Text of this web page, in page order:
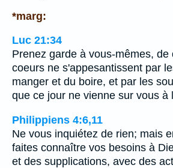
*marg:
Luc 21:34
Prenez garde à vous-mêmes, de
coeurs ne s'appesantissent par
manger et du boire, et par les
que ce jour ne vienne sur vous à
Philippiens 4:6,11
Ne vous inquiétez de rien; mais
faites connaître vos besoins à
et des supplications, avec des